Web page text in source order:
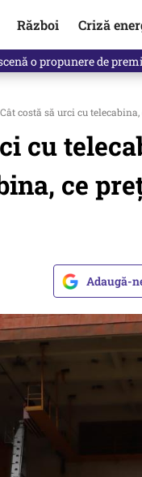
Război Criză
o propunere de
Cât costă să urci cu
cu
ce
Adaugă-